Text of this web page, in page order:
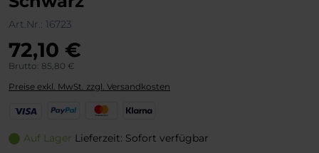
Art.Nr.: 16723
72,10 €
Brutto: 85,80 €
Preise exkl. MwSt. zzgl. Versandkosten
s
P
y
s
K
a
Auf Lager Lieferzeit: Sofort verfügbar